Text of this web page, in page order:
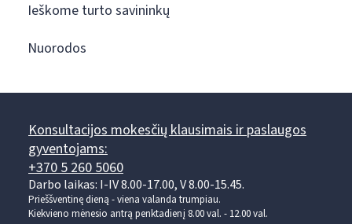
Ieškome turto savininkų
Nuorodos
Konsultacijos mokesčių klausimais ir paslaugos
gyventojams:
+370 5 260 5060
Darbo laikas: I-IV 8.00-17.00, V 8.00-15.45.
Prieššventinę dieną - viena valanda trumpiau.
Kiekvieno mėnesio antrą penktadienį 8.00 val. - 12.00 val.